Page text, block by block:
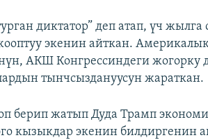
диктатор” деп атап, үч жылга
экенин айткан.
АКШ Конгрессиндеги жогорку
тынчсыздануусун жараткан.
берип жатып Дуда Трамп
кызыкдар экенин билдиргенин